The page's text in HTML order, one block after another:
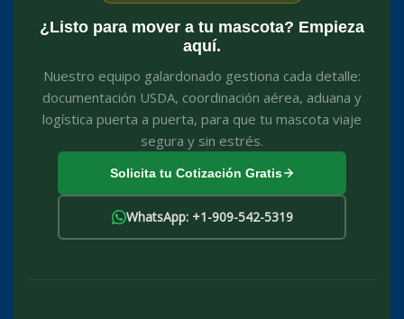
¿Listo para mover a tu mascota? Empieza
aquí.
Nuestro equipo galardonado gestiona cada detalle:
documentación USDA, coordinación aérea, aduana y
logística puerta a puerta, para que tu mascota viaje
segura y sin estrés.
Solicita tu Cotización Gratis
WhatsApp: +1-909-542-5319